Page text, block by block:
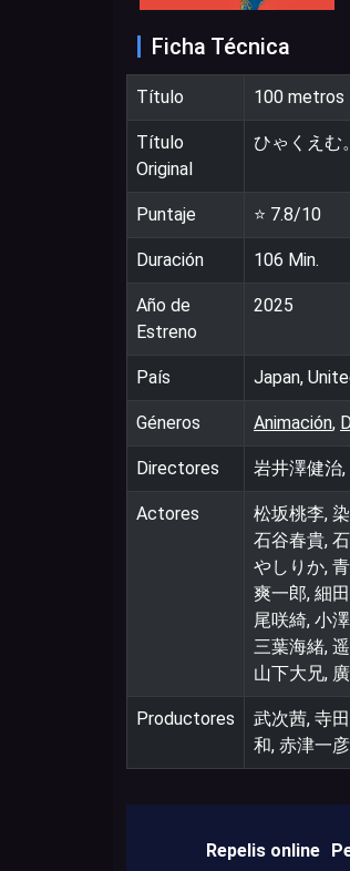
Ficha Técnica
Título 100 metros
Título
Original
ひゃくえむ。
Puntaje ⭐ 7.8/10
Duración 106 Min.
Año de
Estreno
2025
País Japan,
Géneros Animación,
Directores 岩井澤健治,
Actores
松坂桃李,
石谷春貴,
やしりか,
爽一郎, 細
尾咲綺, 小
三葉海緒,
山下大兄,
Productores
武次茜, 寺
和, 赤津一
Repelis online